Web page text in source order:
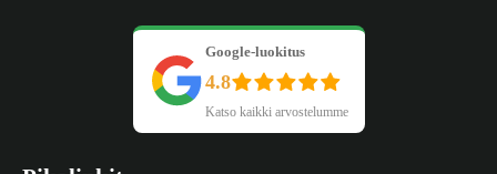
Google-luokitus
4.8
Katso kaikki arvostelumme